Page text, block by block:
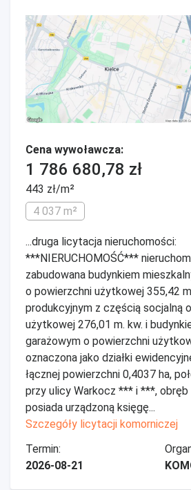
Cena wywoławcza:
1 786 680,78 zł
443 zł/m²
4 037 m²
...druga licytacja nieruchomości:
***NIERUCHOMOŚĆ***
zabudowana budynkiem
o powierzchni użytkowej 355,42
produkcyjnym z częścią socjalną
użytkowej 276,01 m. kw. i
garażowym o powierzchni
oznaczona jako działki
łącznej powierzchni 0,4037 ha,
przy ulicy Warkocz *** i ***,
posiada urządzoną księgę...
Szczegóły licytacji komorniczej
Termin:
2026-08-21